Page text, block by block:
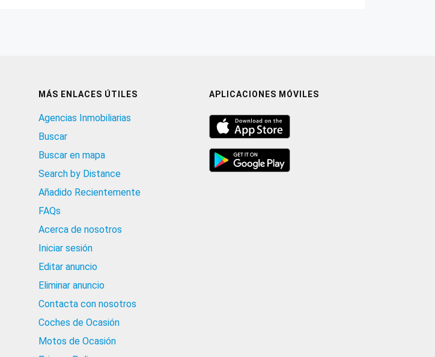
MÁS ENLACES ÚTILES
Agencias Inmobiliarias
Buscar
Buscar en mapa
Search by Distance
Añadido Recientemente
FAQs
Acerca de nosotros
Iniciar sesión
Editar anuncio
Eliminar anuncio
Contacta con nosotros
Coches de Ocasión
Motos de Ocasión
APLICACIONES MÓVILES